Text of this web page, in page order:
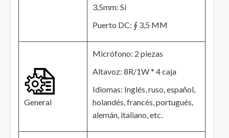
3,5mm: Sí
Puerto DC: ∮ 3,5 MM
General
Micrófono: 2 piezas
Altavoz: 8R/1W * 4 caja
Idiomas: Inglés, ruso, español,
holandés, francés, portugués,
alemán, italiano, etc.